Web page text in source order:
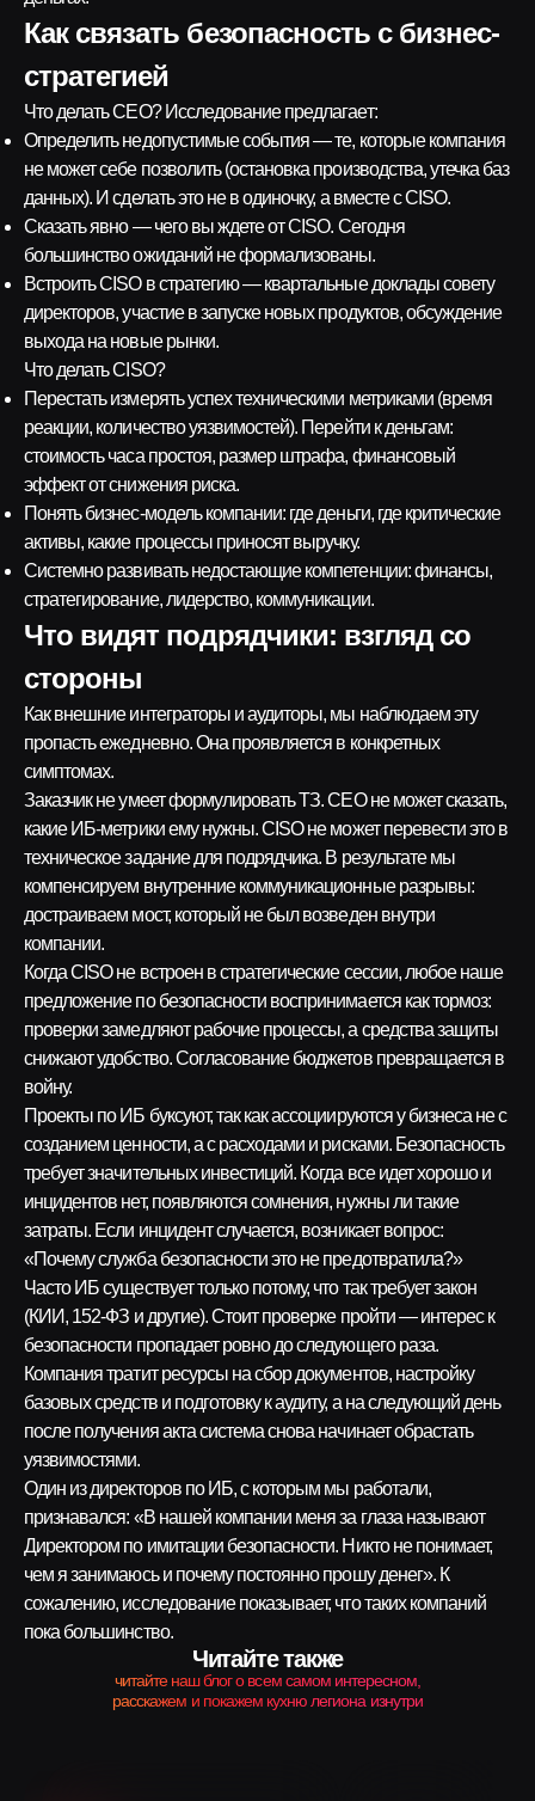
Как связать безопасность с бизнес-
стратегией
Что делать CEO? Исследование предлагает:
Определить недопустимые события — те, которые компания
не может себе позволить (остановка производства, утечка баз
данных). И сделать это не в одиночку, а вместе с CISO.
Сказать явно — чего вы ждете от CISO. Сегодня
большинство ожиданий не формализованы.
Встроить CISO в стратегию — квартальные доклады совету
директоров, участие в запуске новых продуктов, обсуждение
выхода на новые рынки.
Что делать CISO?
Перестать измерять успех техническими метриками (время
реакции, количество уязвимостей). Перейти к деньгам:
стоимость часа простоя, размер штрафа, финансовый
эффект от снижения риска.
Понять бизнес-модель компании: где деньги, где критические
активы, какие процессы приносят выручку.
Системно развивать недостающие компетенции: финансы,
стратегирование, лидерство, коммуникации.
Что видят подрядчики: взгляд со
стороны
Как внешние интеграторы и аудиторы, мы наблюдаем эту
пропасть ежедневно. Она проявляется в конкретных
симптомах.
Заказчик не умеет формулировать ТЗ. CEO не может сказать,
какие ИБ-метрики ему нужны. CISO не может перевести это в
техническое задание для подрядчика. В результате мы
компенсируем внутренние коммуникационные разрывы:
достраиваем мост, который не был возведен внутри
компании.
Когда CISO не встроен в стратегические сессии, любое наше
предложение по безопасности воспринимается как тормоз:
проверки замедляют рабочие процессы, а средства защиты
снижают удобство. Согласование бюджетов превращается в
войну.
Проекты по ИБ буксуют, так как ассоциируются у бизнеса не с
созданием ценности, а с расходами и рисками. Безопасность
требует значительных инвестиций. Когда все идет хорошо и
инцидентов нет, появляются сомнения, нужны ли такие
затраты. Если инцидент случается, возникает вопрос:
«Почему служба безопасности это не предотвратила?»
Часто ИБ существует только потому, что так требует закон
(КИИ, 152-ФЗ и другие). Стоит проверке пройти — интерес к
безопасности пропадает ровно до следующего раза.
Компания тратит ресурсы на сбор документов, настройку
базовых средств и подготовку к аудиту, а на следующий день
после получения акта система снова начинает обрастать
уязвимостями.
Один из директоров по ИБ, с которым мы работали,
признавался: «В нашей компании меня за глаза называют
Директором по имитации безопасности. Никто не понимает,
чем я занимаюсь и почему постоянно прошу денег». К
сожалению, исследование показывает, что таких компаний
пока большинство.
Читайте также
читайте наш блог о всем самом интересном,
расскажем и покажем кухню легиона изнутри